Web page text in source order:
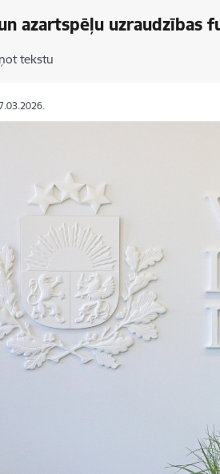
azartspēļu uzraudzības
tekstu